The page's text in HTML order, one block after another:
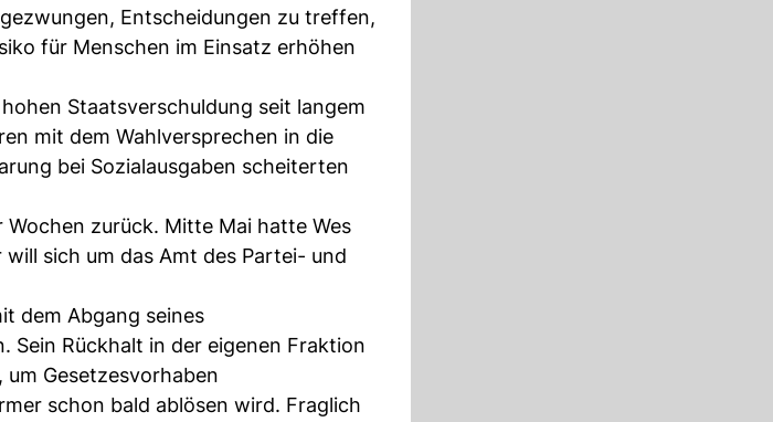
Entscheidungen zu treffen,
für Menschen im Einsatz erhöhen
Staatsverschuldung seit langem
mit dem Wahlversprechen in die
bei Sozialausgaben scheiterten
zurück. Mitte Mai hatte Wes
sich um das Amt des Partei- und
dem Abgang seines
Sein Rückhalt in der eigenen Fraktion
Gesetzesvorhaben
schon bald ablösen wird. Fraglich